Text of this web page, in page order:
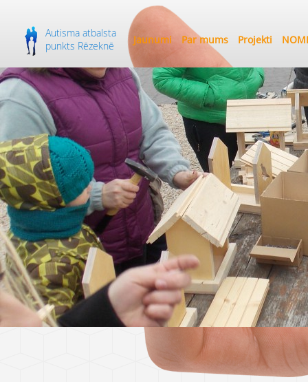
Autisma atbalsta
punkts Rēzeknē
Jaunumi Par mums Projekti